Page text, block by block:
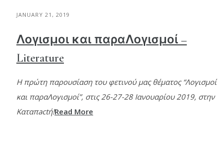
JANUARY 21, 2019
Λογισμοι και παραΛογισμοί –
Literature
Η πρώτη παρουσίαση του φετινού μας θέματος “Λογισμοί
και παραΛογισμοί”, στις 26-27-28 Ιανουαρίου 2019, στην
Καταπactή!Read More